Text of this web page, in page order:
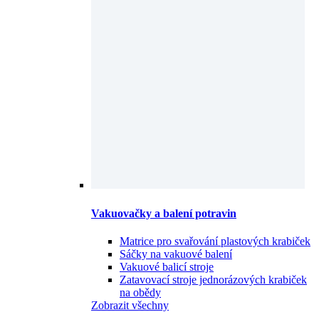
Vakuovačky a balení potravin
Matrice pro svařování plastových krabiček
Sáčky na vakuové balení
Vakuové balicí stroje
Zatavovací stroje jednorázových krabiček
na obědy
Zobrazit všechny